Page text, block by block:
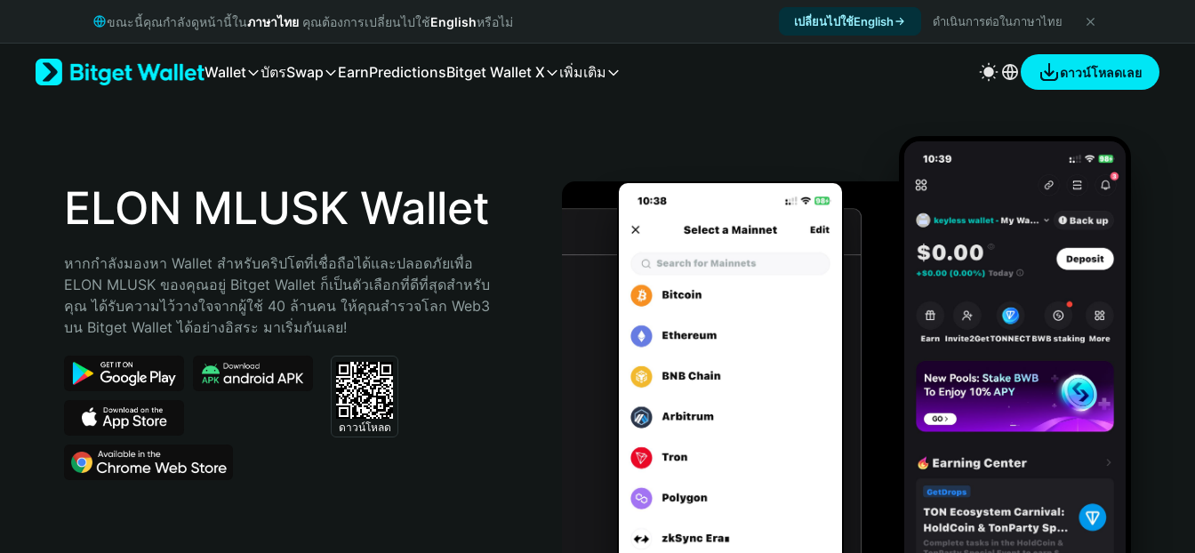
Русский
Bahasa Indonesia
Português (Brasil)
ขณะนี้คุณกำลังดูหน้านี้ในภาษาไทย คุณต้องการเปลี่ยนไปใช้Englishหรือไม่ เปลี่ยนไปใช้English ดำเนินการต่อในภาษาไทย
Wallet บัตรSwap EarnPredictionsBitget Wallet X เพิ่มเติม ดาวน์โหลดเลย
ELON MLUSK Wallet
หากกำลังมองหา Wallet สำหรับคริปโตที่เชื่อถือได้และปลอดภัยเพื่อ
ELON MLUSK ของคุณอยู่ Bitget Wallet ก็เป็นตัวเลือกที่ดีที่สุดสำหรับ
คุณ ได้รับความไว้วางใจจากผู้ใช้ 40 ล้านคน ให้คุณสำรวจโลก Web3
บน Bitget Wallet ได้อย่างอิสระ มาเริ่มกันเลย!
ดาวน์โหลด